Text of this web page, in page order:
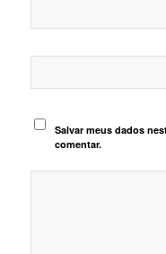
Salvar meus dados
comentar.